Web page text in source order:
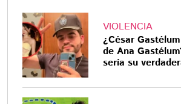
VIOLENCIA
¿César
de Ana
sería su